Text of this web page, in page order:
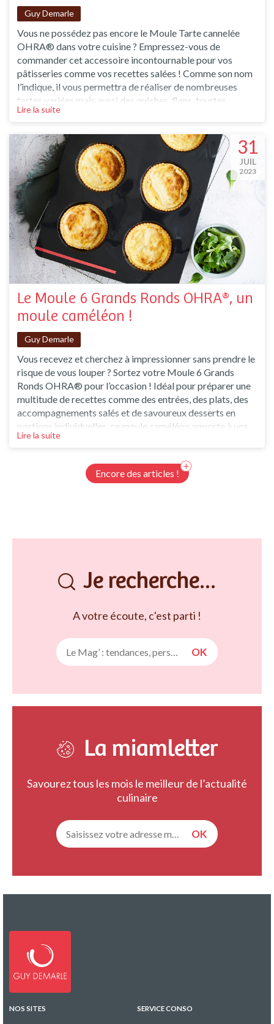
Guy Demarle
Vous ne possédez pas encore le Moule Tarte cannelée
OHRA® dans votre cuisine ? Empressez-vous de
commander cet accessoire incontournable pour vos
pâtisseries comme vos recettes salées ! Comme son nom
l’indique, il vous permettra de réaliser de nombreuses
tartes variées mais aussi des quiches, flans, tourtes,
clafoutis… Les idées ne manqueront pas pour l’utiliser ! Le
encore de moule à tarte ou que vous souhaitez investir
Lire la suite
31
JUIL
2023
Le Moule 6 Grands Ronds OHRA®, un
moule caméléon !
Guy Demarle
Vous recevez et cherchez à impressionner sans prendre le
risque de vous louper ? Sortez votre Moule 6 Grands
Ronds OHRA® pour l’occasion ! Idéal pour préparer une
multitude de recettes comme des entrées, des plats, des
accompagnements salés et de savoureux desserts en
portions individuelles, ce moule caméléon apporte à vos
assiettes un aspect chic et raffiné sans mettre de côté la
d'un moule à la fois utile et joli capab
Lire la suite
Encore des articles !
Je recherche...
A votre écoute, c'est parti !
La miamletter
Savourez tous les mois le meilleur de l’actualité
culinaire
NOS SITES SERVICE CONSO